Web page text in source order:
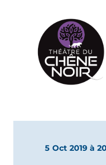
5 Oct 2019 à